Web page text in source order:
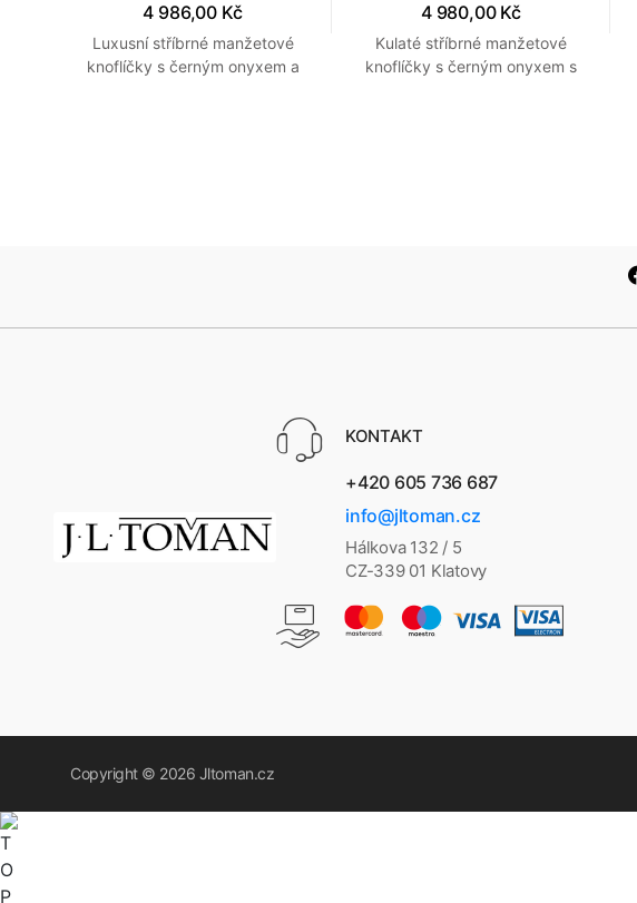
4 986,00 Kč
Luxusní stříbrné manžetové
knoflíčky s černým onyxem a
4 980,00 Kč
Kulaté stříbrné manžetové
knoflíčky s černým onyxem s
KONTAKT
+420 605 736 687
info@jltoman.cz
Hálkova 132 / 5
CZ-339 01 Klatovy
Copyright © 2026 Jltoman.cz